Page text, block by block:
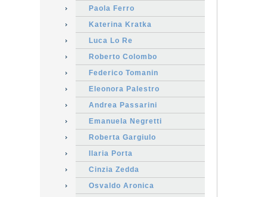
Paola Ferro
Katerina Kratka
Luca Lo Re
Roberto Colombo
Federico Tomanin
Eleonora Palestro
Andrea Passarini
Emanuela Negretti
Roberta Gargiulo
Ilaria Porta
Cinzia Zedda
Osvaldo Aronica